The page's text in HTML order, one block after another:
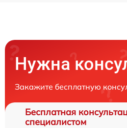
Нужна
Закажите бесплатную
Бесплатная
специалистом